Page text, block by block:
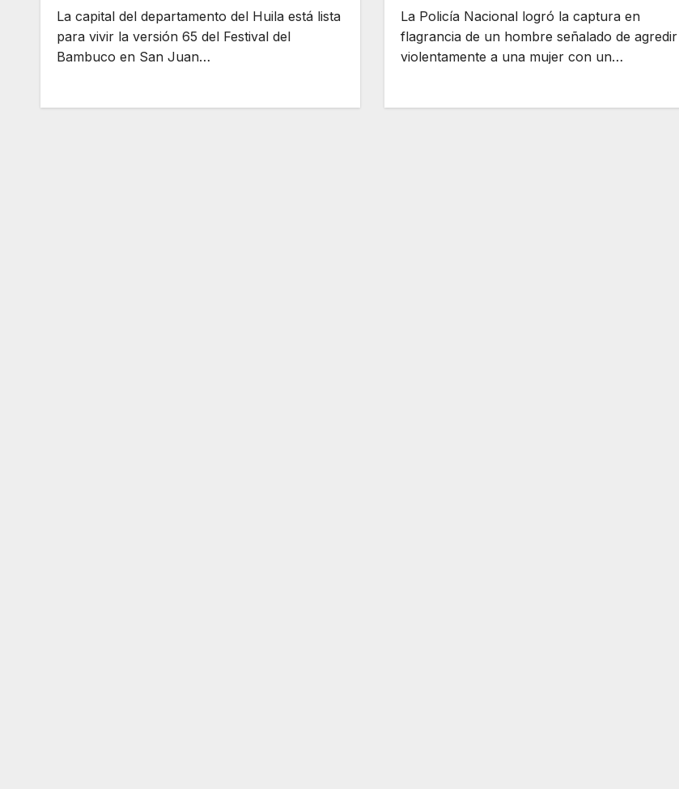
La capital del departamento del Huila está lista
para vivir la versión 65 del Festival del
Bambuco en San Juan…
La Policía Nacional logró la captura en
flagrancia de un hombre señalado de agredir
violentamente a una mujer con un…